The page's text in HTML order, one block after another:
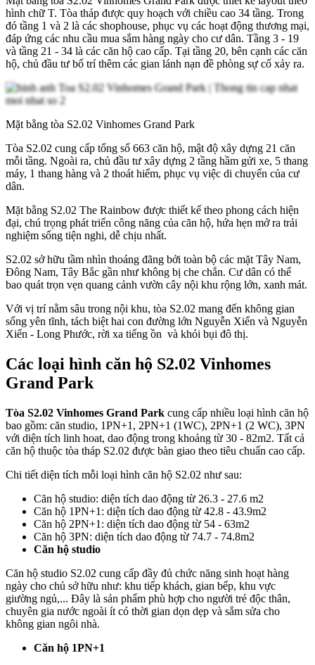
hình chữ T. Tòa tháp được quy hoạch với chiều cao 34 tầng. Trong
đó tầng 1 và 2 là các shophouse, phục vụ các hoạt động thương mại,
đáp ứng các nhu cầu mua sắm hàng ngày cho cư dân. Tầng 3 - 19
và tầng 21 - 34 là các căn hộ cao cấp. Tại tầng 20, bên cạnh các căn
hộ, chủ đầu tư bố trí thêm các gian lánh nạn đề phòng sự cố xảy ra.
Mặt bằng tòa S2.02 Vinhomes Grand Park
Tòa S2.02 cung cấp tổng số 663 căn hộ, mật độ xây dựng 21 căn
mỗi tầng. Ngoài ra, chủ đầu tư xây dựng 2 tầng hầm gửi xe, 5 thang
máy, 1 thang hàng và 2 thoát hiểm, phục vụ việc di chuyển của cư
dân.
Mặt bằng S2.02 The Rainbow được thiết kế theo phong cách hiện
đại, chú trọng phát triển công năng của căn hộ, hứa hẹn mở ra trải
nghiệm sống tiện nghi, dễ chịu nhất.
S2.02 sở hữu tầm nhìn thoáng đãng bởi toàn bộ các mặt Tây Nam,
Đông Nam, Tây Bắc gần như không bị che chắn. Cư dân có thể
bao quát trọn vẹn quang cảnh vườn cây nội khu rộng lớn, xanh mát.
Với vị trí nằm sâu trong nội khu, tòa S2.02 mang đến không gian
sống yên tĩnh, tách biệt hai con đường lớn Nguyễn Xiển và Nguyễn
Xiển - Long Phước, rời xa tiếng ồn và khói bụi đô thị.
Các loại hình căn hộ S2.02 Vinhomes
Grand Park
Tòa S2.02 Vinhomes Grand Park cung cấp nhiều loại hình căn hộ
bao gồm: căn studio, 1PN+1, 2PN+1 (1WC), 2PN+1 (2 WC), 3PN
với diện tích linh hoat, dao động trong khoảng từ 30 - 82m2. Tất cả
căn hộ thuộc tòa tháp S2.02 được bàn giao theo tiêu chuẩn cao cấp.
Chi tiết diện tích mỗi loại hình căn hộ S2.02 như sau:
Căn hộ studio: diện tích dao động từ 26.3 - 27.6 m2
Căn hộ 1PN+1: diện tích dao động từ 42.8 - 43.9m2
Căn hộ 2PN+1: diện tích dao động từ 54 - 63m2
Căn hộ 3PN: diện tích dao động từ 74.7 - 74.8m2
Căn hộ studio
Căn hộ studio S2.02 cung cấp đầy đủ chức năng sinh hoạt hàng
ngày cho chủ sở hữu như: khu tiếp khách, gian bếp, khu vực
giường ngủ,... Đây là sản phẩm phù hợp cho người trẻ độc thân,
chuyên gia nước ngoài ít có thời gian dọn dẹp và sắm sửa cho
không gian ngôi nhà.
Căn hộ 1PN+1